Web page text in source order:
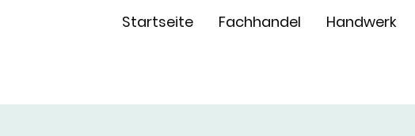
Startseite Fachhandel Handwerk